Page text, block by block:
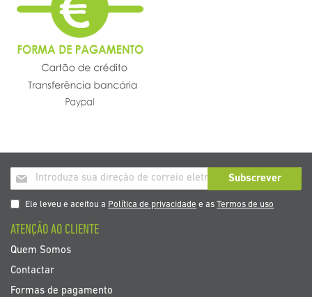
Inscrição
a
nosso
de
noticias
Subscrever
Ele leveu e aceitou a Política de privacidade e asTermos de uso
ATENÇÃO AO CLIENTE
Quem Somos
Contactar
Formas de pagamento